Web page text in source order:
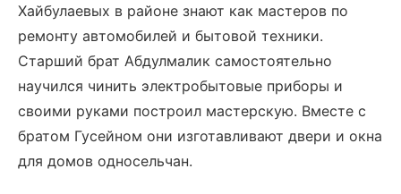
Хайбулаевых в районе знают как мастеров по
ремонту автомобилей и бытовой техники.
Старший брат Абдулмалик самостоятельно
научился чинить электробытовые приборы и
своими руками построил мастерскую. Вместе с
братом Гусейном они изготавливают двери и окна
для домов односельчан.